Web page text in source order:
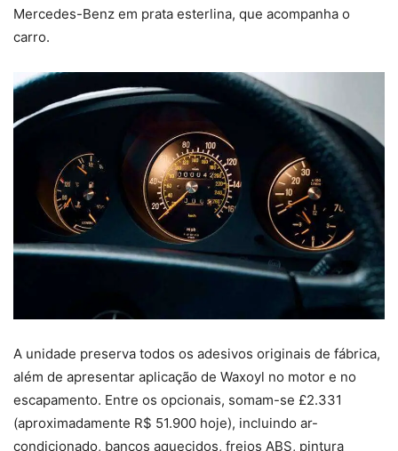
Mercedes-Benz em prata esterlina, que acompanha o
carro.
A unidade preserva todos os adesivos originais de fábrica,
além de apresentar aplicação de Waxoyl no motor e no
escapamento. Entre os opcionais, somam-se £2.331
(aproximadamente R$ 51.900 hoje), incluindo ar-
condicionado, bancos aquecidos, freios ABS, pintura